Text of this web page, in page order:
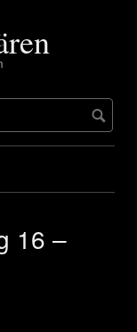
16 –